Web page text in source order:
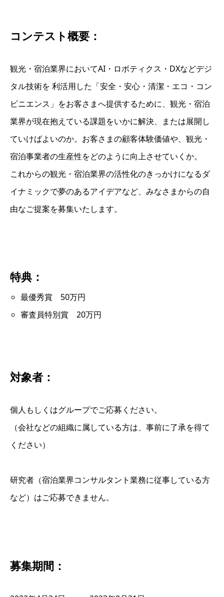
コンテスト概要：
観光・宿泊業界においてAI・ロボティクス・DXなどデジ
タル技術を 利活用した「安全・安心・清潔・エコ・コン
ビニエンス」をお客さまへ提供するために、観光・宿泊
業界が現在抱えている課題をいかに解決、または展開し
ていけばよいのか。お客さまの顧客体験価値や、観光・
宿泊事業者の生産性をどのように向上させていくか。
これからの観光・宿泊業界の活性化のきっかけになるダ
イナミックで夢のあるアイデアなど、みなさまからの自
由なご提案を募集いたします。
特典：
最優秀賞 50万円
審査員特別賞 20万円
対象者：
個人もしくはグループでご応募ください。
（会社などの組織に属している方は、事前に了承を得て
ください）
研究者（宿泊業界コンサルタント業務に従事している方
など）はご応募できません。
募集期間：